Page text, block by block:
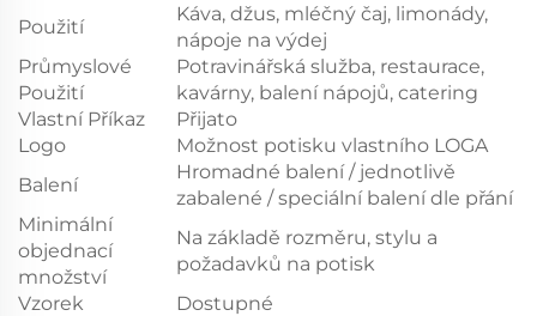
Použití
Káva, džus, mléčný čaj, limonády,
nápoje na výdej
Průmyslové
Použití
Potravinářská služba, restaurace,
kavárny, balení nápojů, catering
Vlastní Příkaz
Přijato
Logo
Možnost potisku vlastního LOGA
Balení
Hromadné balení / jednotlivě
zabalené / speciální balení dle přání
Minimální
objednací
množství
Na základě rozměru, stylu a
požadavků na potisk
Vzorek
Dostupné